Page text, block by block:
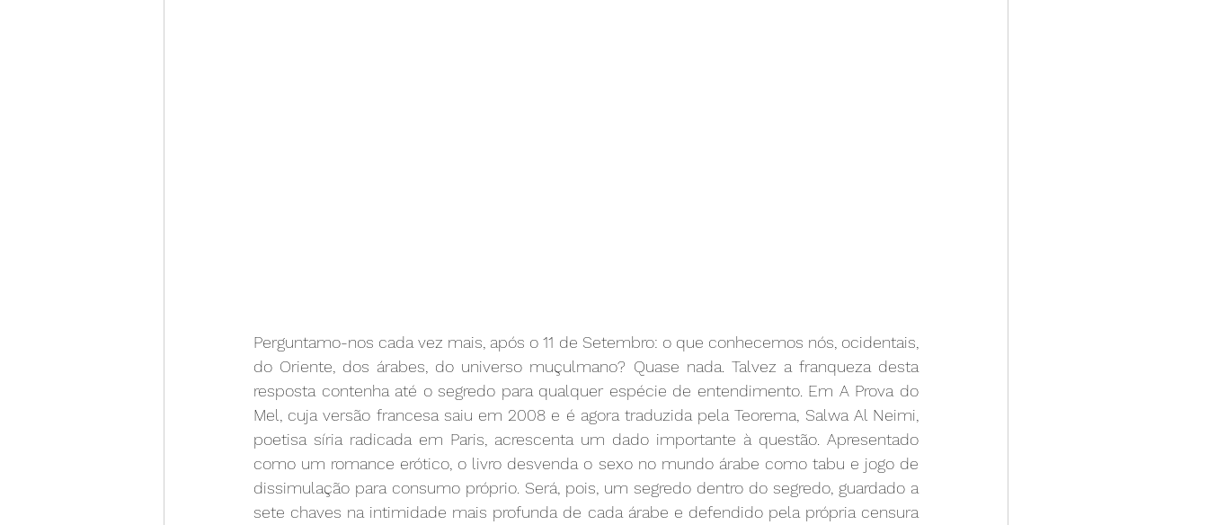
Perguntamo-nos cada vez mais, após o 11 de Setembro: o que conhecemos nós, ocidentais,
do Oriente, dos árabes, do universo muçulmano? Quase nada. Talvez a franqueza desta
resposta contenha até o segredo para qualquer espécie de entendimento. Em A Prova do
Mel, cuja versão francesa saiu em 2008 e é agora traduzida pela Teorema, Salwa Al Neimi,
poetisa síria radicada em Paris, acrescenta um dado importante à questão. Apresentado
como um romance erótico, o livro desvenda o sexo no mundo árabe como tabu e jogo de
dissimulação para consumo próprio. Será, pois, um segredo dentro do segredo, guardado a
sete chaves na intimidade mais profunda de cada árabe e defendido pela própria censura